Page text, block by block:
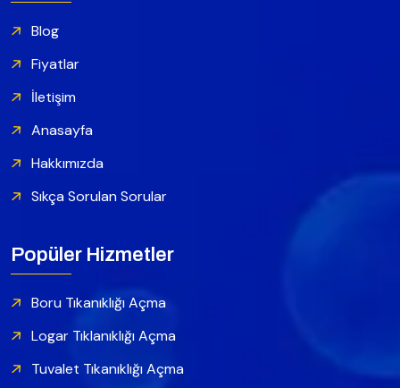
Blog
Fiyatlar
İletişim
Anasayfa
Hakkımızda
Sıkça Sorulan Sorular
Popüler Hizmetler
Boru Tıkanıklığı Açma
Logar Tıklanıklığı Açma
Tuvalet Tıkanıklığı Açma